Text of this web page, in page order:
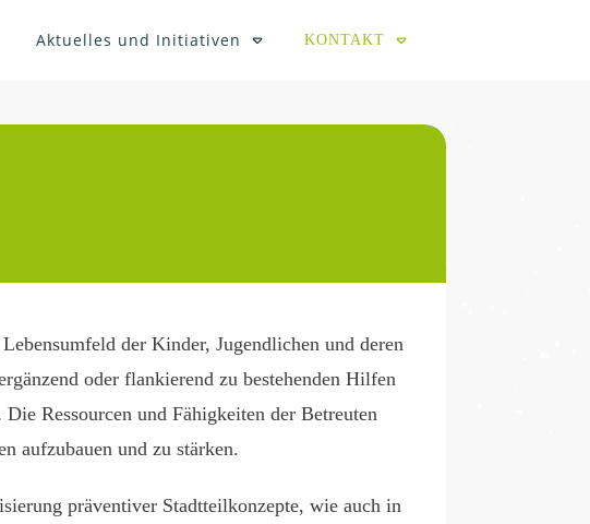
Aktuelles und Initiativen KONTAKT
der Kinder, Jugendlichen und deren
oder flankierend zu bestehenden Hilfen
Ressourcen und Fähigkeiten der Betreuten
aufzubauen und zu stärken.
präventiver Stadtteilkonzepte, wie auch in